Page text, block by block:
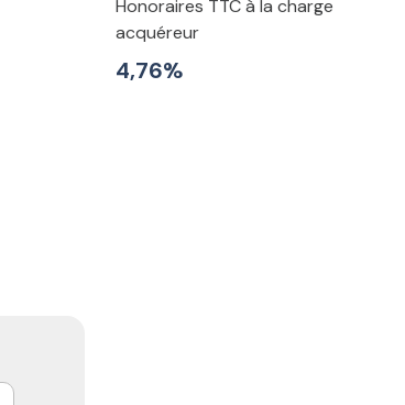
Honoraires TTC à la charge
acquéreur
4,76%